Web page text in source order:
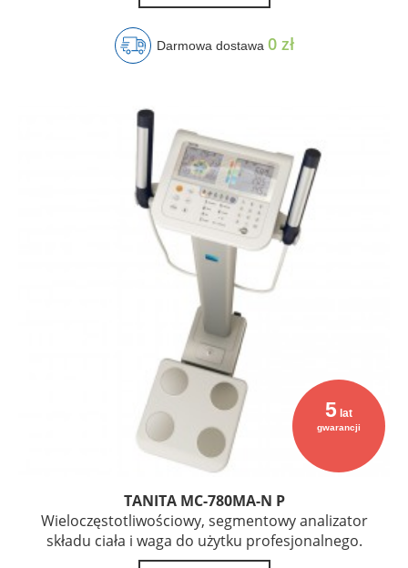
Darmowa dostawa 0 zł
5 lat
gwarancji
TANITA MC-780MA-N P
Wieloczęstotliwościowy, segmentowy analizator
składu ciała i waga do użytku profesjonalnego.